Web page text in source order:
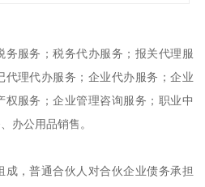
务服务；税务代办服务；报关代理服
代理代办服务；企业代办服务；企业
权服务；企业管理咨询服务；职业中
办公用品销售。
成，普通合伙人对合伙企业债务承担